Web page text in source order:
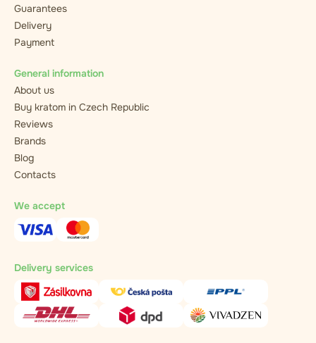
Guarantees
Delivery
Payment
General information
About us
Buy kratom in Czech Republic
Reviews
Brands
Blog
Contacts
We accept
Delivery services